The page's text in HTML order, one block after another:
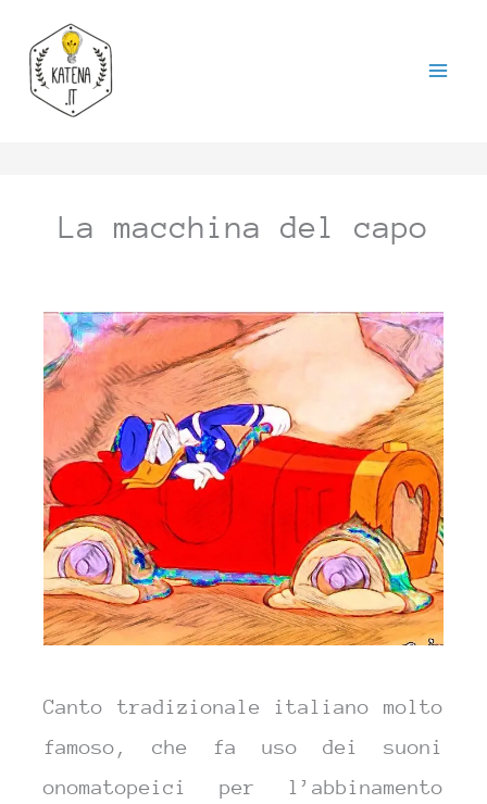
contenuto
La macchina del capo
Canto tradizionale italiano molto
famoso, che fa uso dei suoni
onomatopeici per l’abbinamento